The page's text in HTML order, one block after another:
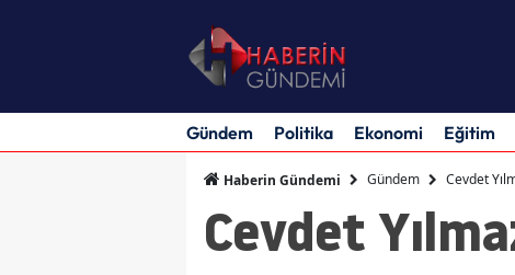
Gündem Politika Ekonomi Eğitim
Haberin Gündemi Gündem Cevdet
Cevdet